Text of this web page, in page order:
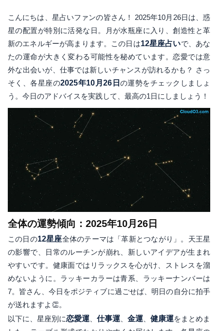
こんにちは、星占いファンの皆さん！ 2025年10月26日は、惑
星の配置が特別に活発な日。月が水瓶座に入り、創造性と革
新のエネルギーが高まります。この日は12星座占いで、あな
たの運命が大きく変わる可能性を秘めています。恋愛では意
外な出会いが、仕事では新しいチャンスが訪れるかも？ さっ
そく、各星座の2025年10月26日 の運勢をチェックしましょ
う。今日のアドバイスを実践して、最高の1日にしましょう！
全体の運勢傾向：2025年10月26日
この日の12星座全体のテーマは「革新とつながり」。天王星
の影響で、日常のルーチンが崩れ、新しいアイデアが生まれ
やすいです。健康面ではリラックスを心がけ、ストレスを溜
めないように。ラッキーカラーは青系、ラッキーナンバーは
7。皆さん、今日をポジティブに過ごせば、明日の自分に拍手
が送れますよ👏。
以下に、星座別に恋愛運 仕事運 金運 健康運をまとめま